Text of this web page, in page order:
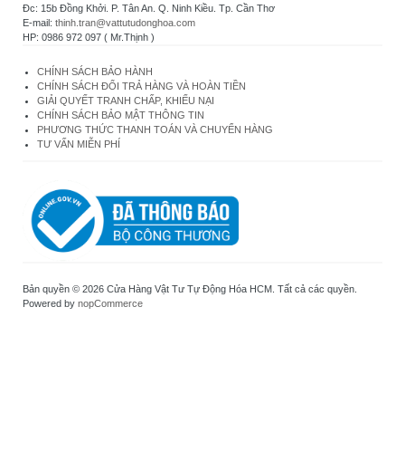
Đc: 15b Đồng Khởi. P. Tân An. Q. Ninh Kiều. Tp. Cần Thơ
E-mail: thinh.tran@vattutudonghoa.com
HP: 0986 972 097 ( Mr.Thịnh )
CHÍNH SÁCH BẢO HÀNH
CHÍNH SÁCH ĐỔI TRẢ HÀNG VÀ HOÀN TIỀN
GIẢI QUYẾT TRANH CHẤP, KHIẾU NẠI
CHÍNH SÁCH BẢO MẬT THÔNG TIN
PHƯƠNG THỨC THANH TOÁN VÀ CHUYỂN HÀNG
TƯ VẤN MIỄN PHÍ
Bản quyền © 2026 Cửa Hàng Vật Tư Tự Động Hóa HCM. Tất cả các quyền.
Powered by nopCommerce